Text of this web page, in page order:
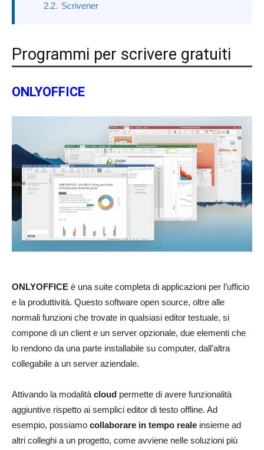
2.2. Scrivener
Programmi per scrivere gratuiti
ONLYOFFICE
ONLYOFFICE è una suite completa di applicazioni per l’ufficio
e la produttività. Questo software open source, oltre alle
normali funzioni che trovate in qualsiasi editor testuale, si
compone di un client e un server opzionale, due elementi che
lo rendono da una parte installabile su computer, dall’altra
collegabile a un server aziendale.
Attivando la modalità cloud permette di avere funzionalità
aggiuntive rispetto ai semplici editor di testo offline. Ad
esempio, possiamo collaborare in tempo reale insieme ad
altri colleghi a un progetto, come avviene nelle soluzioni più